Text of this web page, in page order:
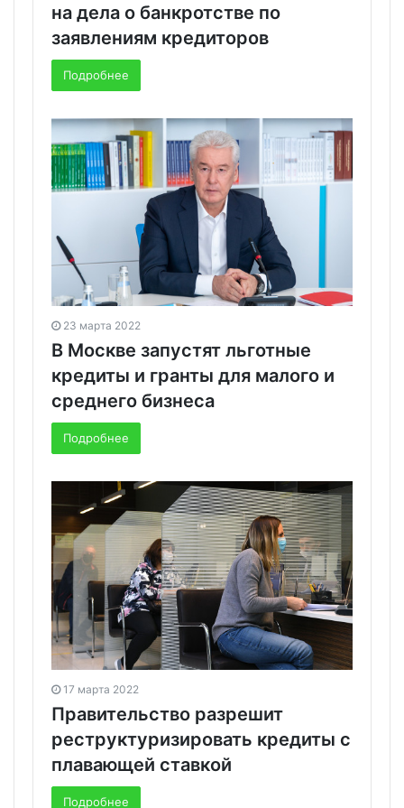
на дела о банкротстве по
заявлениям кредиторов
Подробнее
23 марта 2022
В Москве запустят льготные
кредиты и гранты для малого и
среднего бизнеса
Подробнее
17 марта 2022
Правительство разрешит
реструктуризировать кредиты с
плавающей ставкой
Подробнее